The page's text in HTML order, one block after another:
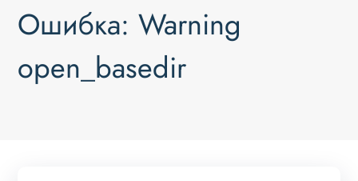
Ошибка: Warning
open_basedir